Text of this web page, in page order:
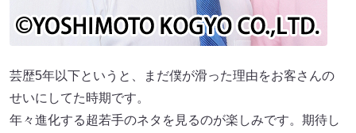
芸歴5年以下というと、まだ僕が滑った理由をお客さんの
せいにしてた時期です。
年々進化する超若手のネタを見るのが楽しみです。期待し